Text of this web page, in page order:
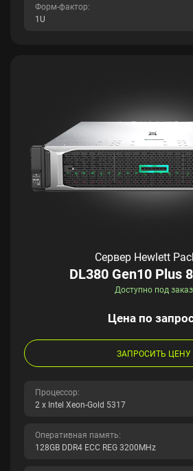
Форм-фактор:
1U
Сервер Hewlett
DL380 Gen10 Plus
Доступно под заказ
Цена по
ЗАПРОСИТЬ ЦЕНУ
Процессор:
2 x Intel Xeon-Gold 5317
Оперативная память:
128GB DDR4 ECC REG 3200MHz